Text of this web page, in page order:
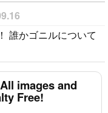
誰かゴニルについて
images and
Free!